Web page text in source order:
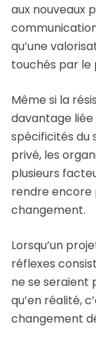
aux nouveaux
qu’une
touchés par le
Même si la
davantage liée
spécificités du
privé, les
plusieurs
rendre encore
changement.
Lorsqu’un
réflexes
ne se seraient
qu’en réalité,
changement